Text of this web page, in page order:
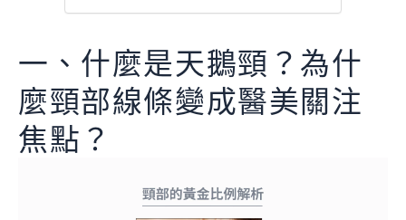
一、什麼是天鵝頸？為什
麼頸部線條變成醫美關注
焦點？